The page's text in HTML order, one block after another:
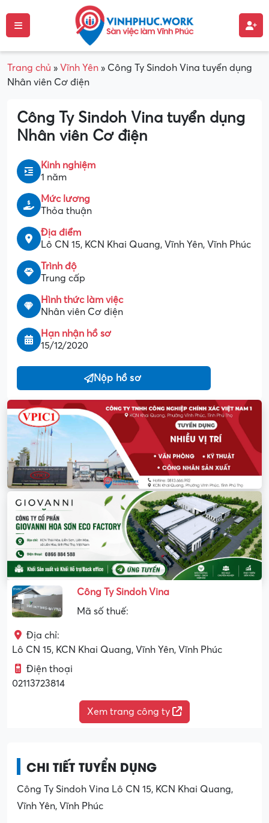
Trang chủ » Vĩnh Yên » Công Ty Sindoh Vina tuyển dụng
Nhân viên Cơ điện
Công Ty Sindoh Vina tuyển dụng
Nhân viên Cơ điện
Kinh nghiệm
1 năm
Mức lương
Thỏa thuận
Địa điểm
Lô CN 15, KCN Khai Quang, Vĩnh Yên, Vĩnh Phúc
Trình độ
Trung cấp
Hình thức làm việc
Nhân viên Cơ điện
Hạn nhận hồ sơ
15/12/2020
Nộp hồ sơ
Công Ty Sindoh Vina
Mã số thuế:
Địa chỉ:
Lô CN 15, KCN Khai Quang, Vĩnh Yên, Vĩnh Phúc
Điện thoại
02113723814
Xem trang công ty
CHI TIẾT TUYỂN DỤNG
Công Ty Sindoh Vina Lô CN 15, KCN Khai Quang,
Vĩnh Yên, Vĩnh Phúc